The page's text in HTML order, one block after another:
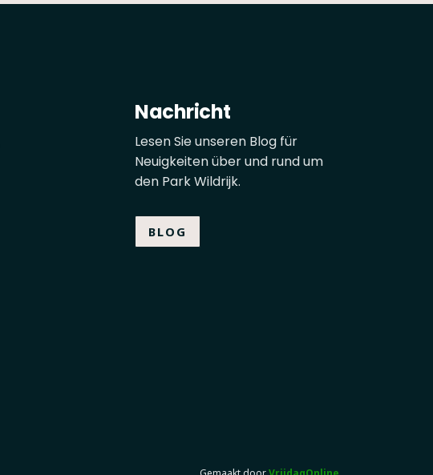
Nachricht
Lesen Sie unseren Blog für
Neuigkeiten über und rund um
den Park Wildrijk.
BLOG